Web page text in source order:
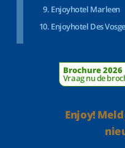
Enjoyhotel Marleen
Enjoyhotel Des
Brochure 2026
Vraag nu de
Enjoy!